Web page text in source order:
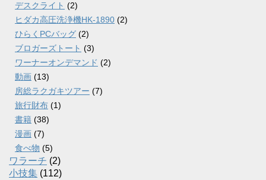
デスクライト (2)
ヒダカ高圧洗浄機HK-1890 (2)
ひらくPCバッグ (2)
ブロガーズトート (3)
ワーナーオンデマンド (2)
動画 (13)
房総ラクガキツアー (7)
旅行財布 (1)
書籍 (38)
漫画 (7)
食べ物 (5)
ワラーチ (2)
小技集 (112)